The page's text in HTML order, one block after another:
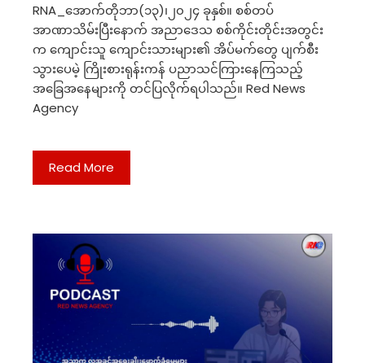
RNA_အောက်တိုဘာ(၁၃)၊၂၀၂၄ ခုနှစ်။ စစ်တပ်
အာဏာသိမ်းပြီးနောက် အညာဒေသ စစ်ကိုင်းတိုင်းအတွင်း
က ကျောင်းသူ ကျောင်းသားများ၏ အိပ်မက်​တွေ ပျက်စီး
သွားပေမဲ့ ကြိုးစားရုန်းကန် ပညာသင်ကြားနေကြသည့်
အခြေအနေများကို တင်ပြလိုက်ရပါသည်။ Red News
Agency
Read More